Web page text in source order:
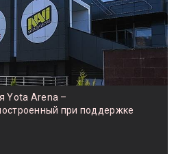
Yota Arena –
при поддержке